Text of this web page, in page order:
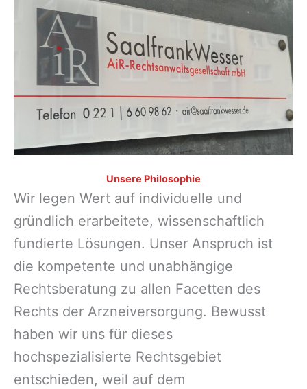
Unsere Philosophie
Wir legen Wert auf individuelle und
gründlich erarbeitete, wissenschaftlich
fundierte Lösungen. Unser Anspruch ist
die kompetente und unabhängige
Rechtsberatung zu allen Facetten des
Rechts der Arzneiversorgung. Bewusst
haben wir uns für dieses
hochspezialisierte Rechtsgebiet
entschieden, weil auf dem